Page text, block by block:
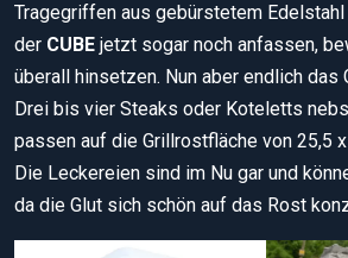
Tragegriffen aus gebürstetem
der CUBE jetzt sogar noch anfassen,
überall hinsetzen. Nun aber endlich das
Drei bis vier Steaks oder Koteletts
passen auf die Grillrostfläche von 25,5
Die Leckereien sind im Nu gar und
da die Glut sich schön auf das Rost